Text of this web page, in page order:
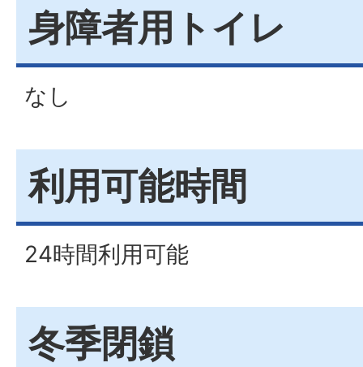
身障者用トイレ
なし
利用可能時間
24時間利用可能
冬季閉鎖